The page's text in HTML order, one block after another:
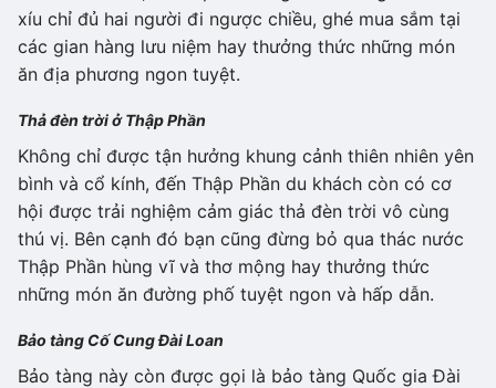
xíu chỉ đủ hai người đi ngược chiều, ghé mua sắm tại
các gian hàng lưu niệm hay thưởng thức những món
ăn địa phương ngon tuyệt.
Thả đèn trời ở Thập Phần
Không chỉ được tận hưởng khung cảnh thiên nhiên yên
bình và cổ kính, đến Thập Phần du khách còn có cơ
hội được trải nghiệm cảm giác thả đèn trời vô cùng
thú vị. Bên cạnh đó bạn cũng đừng bỏ qua thác nước
Thập Phần hùng vĩ và thơ mộng hay thưởng thức
những món ăn đường phố tuyệt ngon và hấp dẫn.
Bảo tàng Cố Cung Đài Loan
Bảo tàng này còn được gọi là bảo tàng Quốc gia Đài